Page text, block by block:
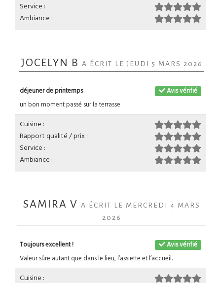
Service :
Ambiance :
JOCELYN B A ÉCRIT LE JEUDI 5 MARS 2026
Avis vérifié
déjeuner de printemps
un bon moment passé sur la terrasse
Cuisine :
Rapport qualité / prix :
Service :
Ambiance :
SAMIRA V A ÉCRIT LE MERCREDI 4 MARS
2026
Avis vérifié
Toujours excellent !
Valeur sûre autant que dans le lieu, l’assiette et l’accueil.
Cuisine :